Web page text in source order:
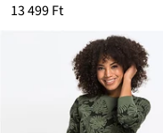
13 499 Ft